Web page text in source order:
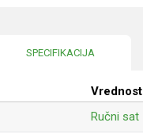
SPECIFIKACIJA
Vrednost
Ručni sat